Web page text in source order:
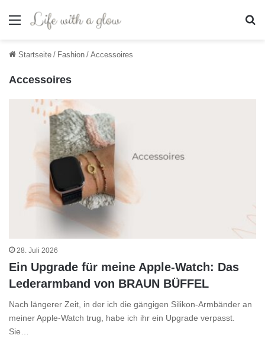
Menü
Startseite / Fashion / Accessoires
Accessoires
28. Juli 2026
Ein Upgrade für meine Apple-Watch: Das
Lederarmband von BRAUN BÜFFEL
Nach längerer Zeit, in der ich die gängigen Silikon-Armbänder an
meiner Apple-Watch trug, habe ich ihr ein Upgrade verpasst.
Sie…